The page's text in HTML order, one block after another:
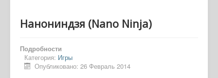
Нанониндзя (Nano Ninja)
Подробности
Категория: Игры
Опубликовано: 26 Февраль 2014